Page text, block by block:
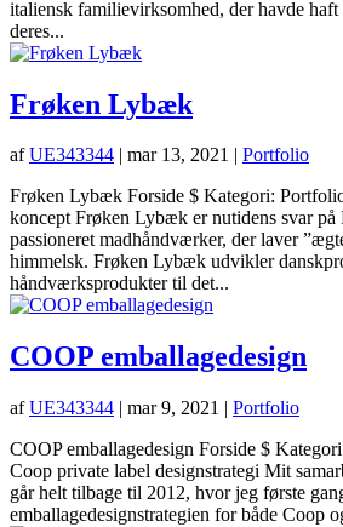
italiensk familievirksomhed, der havde haft
deres...
Frøken Lybæk
afUE343344 | mar 13, 2021 | Portfolio
Frøken Lybæk Forside $ Kategori:
koncept Frøken Lybæk er nutidens svar på
passioneret madhåndværker, der laver
himmelsk. Frøken Lybæk udvikler
håndværksprodukter til det...
COOP emballagedesign
afUE343344 | mar 9, 2021 | Portfolio
COOP emballagedesign Forside $
Coop private label designstrategi Mit
går helt tilbage til 2012, hvor jeg første
emballagedesignstrategien for både Coop